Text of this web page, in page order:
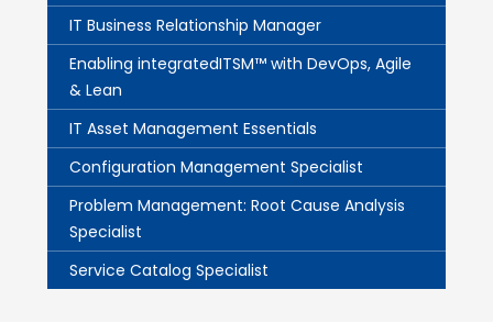
IT Business Relationship Manager
Enabling integratedITSM™ with DevOps, Agile
& Lean
IT Asset Management Essentials
Configuration Management Specialist
Problem Management: Root Cause Analysis
Specialist
Service Catalog Specialist